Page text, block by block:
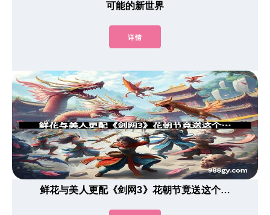
可能的新世界
详情
鲜花与美人更配《剑网3》花朝节竟送这个…